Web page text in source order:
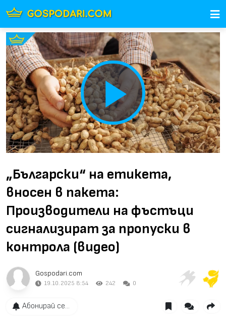
Play
Video
„Български“ на етикета,
вносен в пакета:
Производители на фъстъци
сигнализират за пропуски в
контрола (видео)
Gospodari.com
19.10.2025 8:54 242 0
Абонирай се...